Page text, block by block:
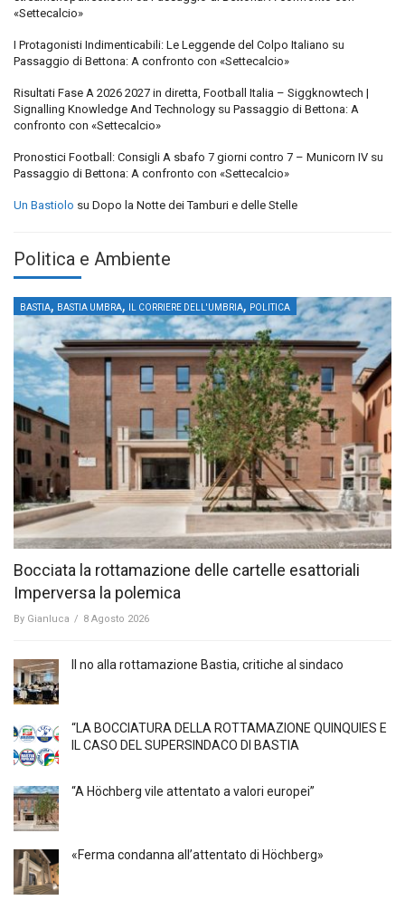
«Settecalcio»
I Protagonisti Indimenticabili: Le Leggende del Colpo Italiano su
Passaggio di Bettona: A confronto con «Settecalcio»
Risultati Fase A 2026 2027 in diretta, Football Italia – Siggknowtech |
Signalling Knowledge And Technology su Passaggio di Bettona: A
confronto con «Settecalcio»
Pronostici Football: Consigli A sbafo 7 giorni contro 7 – Municorn IV su
Passaggio di Bettona: A confronto con «Settecalcio»
Un Bastiolo su Dopo la Notte dei Tamburi e delle Stelle
Politica e Ambiente
BASTIA, BASTIA UMBRA, IL CORRIERE DELL'UMBRIA, POLITICA
Bocciata la rottamazione delle cartelle esattoriali
Imperversa la polemica
By Gianluca / 8 Agosto 2026
Il no alla rottamazione Bastia, critiche al sindaco
“LA BOCCIATURA DELLA ROTTAMAZIONE QUINQUIES E
IL CASO DEL SUPERSINDACO DI BASTIA
“A Höchberg vile attentato a valori europei”
«Ferma condanna all’attentato di Höchberg»